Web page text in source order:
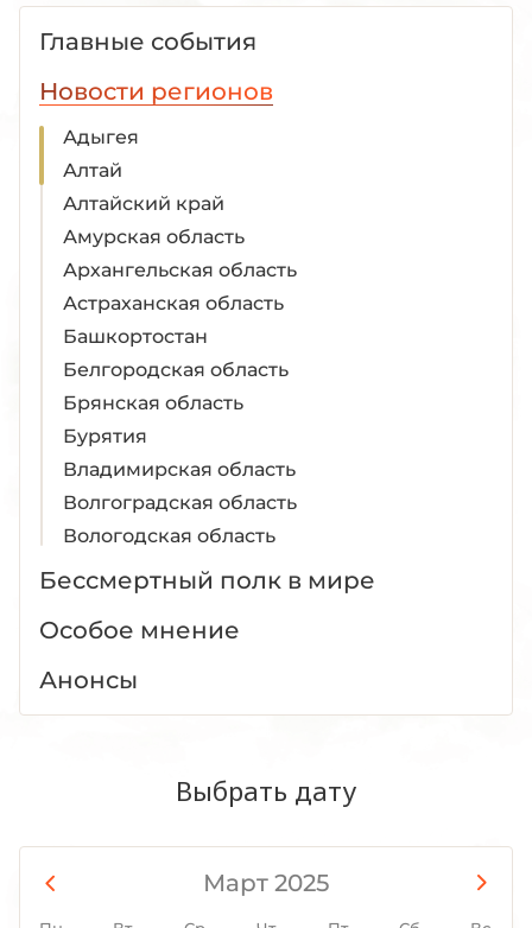
Главные события
Новости регионов
Адыгея
Алтай
Алтайский край
Амурская область
Архангельская область
Астраханская область
Башкортостан
Белгородская область
Брянская область
Бурятия
Владимирская область
Волгоградская область
Вологодская область
Воронежская область
Донецкая Народная Республика
Калининградская область
Бессмертный полк в мире
Особое мнение
Анонсы
Выбрать дату
Март 2025